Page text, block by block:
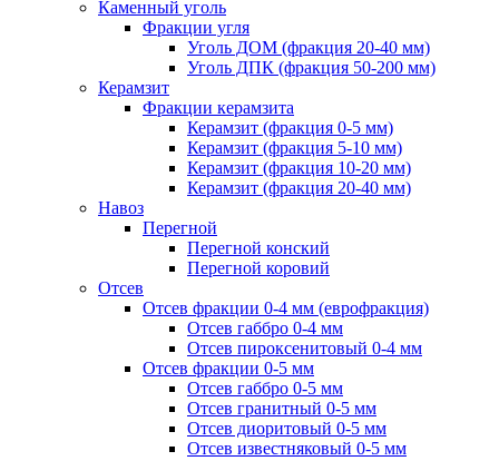
Каменный уголь
Фракции угля
Уголь ДОМ (фракция 20-40 мм)
Уголь ДПК (фракция 50-200 мм)
Керамзит
Фракции керамзита
Керамзит (фракция 0-5 мм)
Керамзит (фракция 5-10 мм)
Керамзит (фракция 10-20 мм)
Керамзит (фракция 20-40 мм)
Навоз
Перегной
Перегной конский
Перегной коровий
Отсев
Отсев фракции 0-4 мм (еврофракция)
Отсев габбро 0-4 мм
Отсев пироксенитовый 0-4 мм
Отсев фракции 0-5 мм
Отсев габбро 0-5 мм
Отсев гранитный 0-5 мм
Отсев диоритовый 0-5 мм
Отсев известняковый 0-5 мм